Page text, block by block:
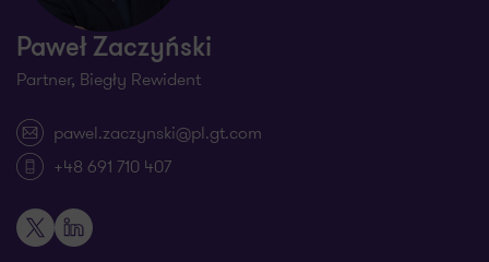
Paweł Zaczyński
Partner, Biegły Rewident
pawel.zaczynski@pl.gt.com
+48 691 710 407
X LinkedIn